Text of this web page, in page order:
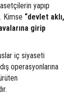
yapıp
Kimse “devlet aklı,
girip
iç siyaseti
operasyonlarına